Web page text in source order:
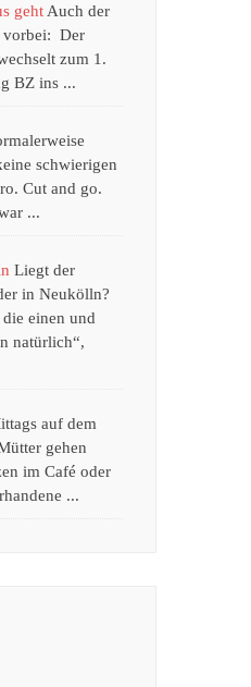
geht Auch der
vorbei: Der
zum 1.
BZ ins ...
schwierigen
Cut and go.
...
Liegt der
in Neukölln?
einen und
natürlich“,
auf dem
gehen
im Café oder
...